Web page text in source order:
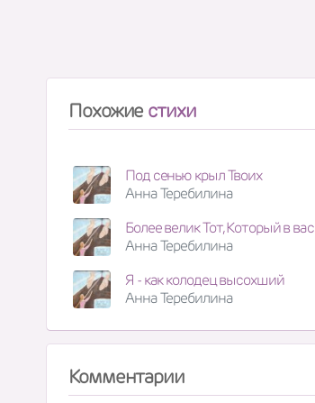
Похожие стихи
Под сенью крыл Твоих
Анна Теребилина
Более велик Тот, Который в вас
Анна Теребилина
Я - как колодец высохший
Анна Теребилина
Комментарии